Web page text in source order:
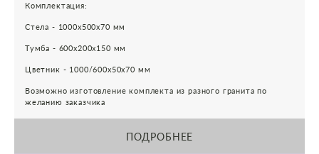
Комплектация:
Стела - 1000х500х70 мм
Тумба - 600х200х150 мм
Цветник - 1000/600х50х70 мм
Возможно изготовление комплекта из разного гранита по
желанию заказчика
ПОДРОБНЕЕ